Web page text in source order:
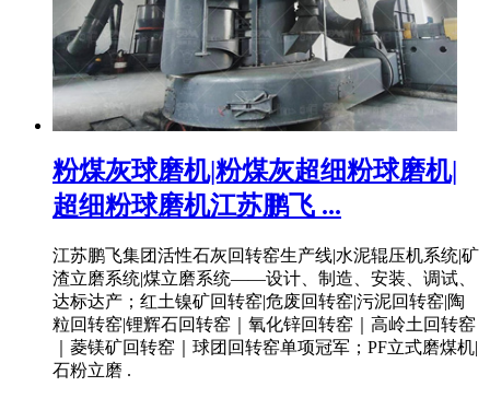
粉煤灰球磨机|粉煤灰超细粉球磨机|
超细粉球磨机江苏鹏飞 ...
江苏鹏飞集团活性石灰回转窑生产线|水泥辊压机系统|矿
渣立磨系统|煤立磨系统——设计、制造、安装、调试、
达标达产；红土镍矿回转窑|危废回转窑|污泥回转窑|陶
粒回转窑|锂辉石回转窑｜氧化锌回转窑｜高岭土回转窑
｜菱镁矿回转窑｜球团回转窑单项冠军；PF立式磨煤机|
石粉立磨 .